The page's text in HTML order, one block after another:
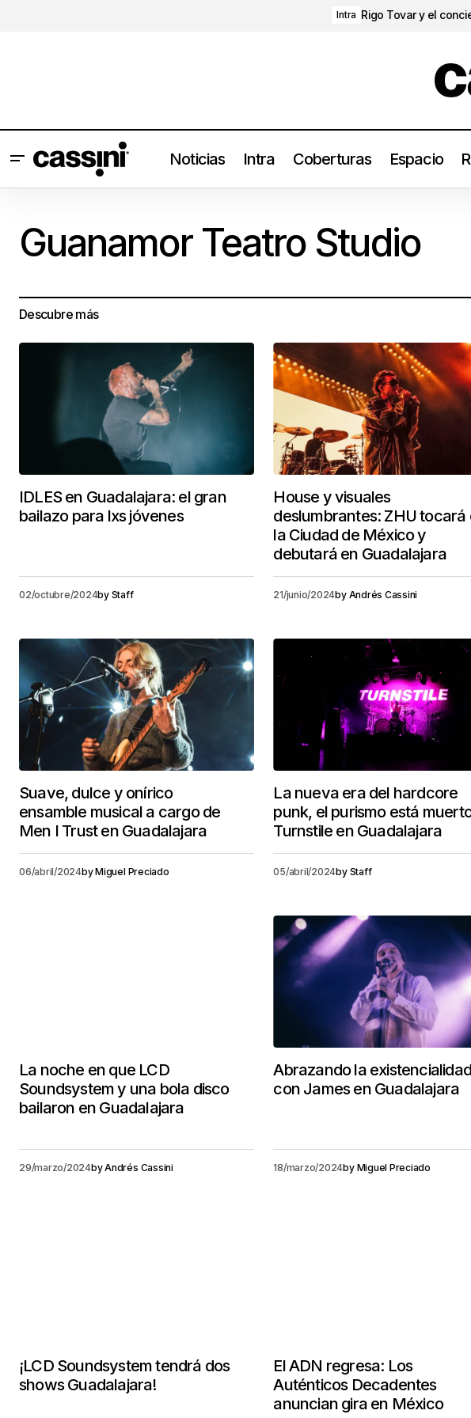
Intra Rigo Tovar y el
Noticias Intra Coberturas Espacio
Guanamor Teatro Studio
Descubre más
IDLES en Guadalajara: el gran
bailazo para lxs jóvenes
02/octubre/2024by Staff
House y visuales
deslumbrantes: ZHU tocará
la Ciudad de México y
debutará en Guadalajara
21/junio/2024by Andrés Cassini
Suave, dulce y onírico
ensamble musical a cargo de
Men I Trust en Guadalajara
06/abril/2024byMiguel Preciado
La nueva era del hardcore
punk, el purismo está
Turnstile en Guadalajara
05/abril/2024by Staff
La noche en que LCD
Soundsystem y una bola disco
bailaron en Guadalajara
29/marzo/2024byAndrés Cassini
Abrazando la existencialidad
con James en Guadalajara
18/marzo/2024by Miguel Preciado
¡LCD Soundsystem tendrá dos
shows Guadalajara!
El ADN regresa: Los
Auténticos Decadentes
anuncian gira en México